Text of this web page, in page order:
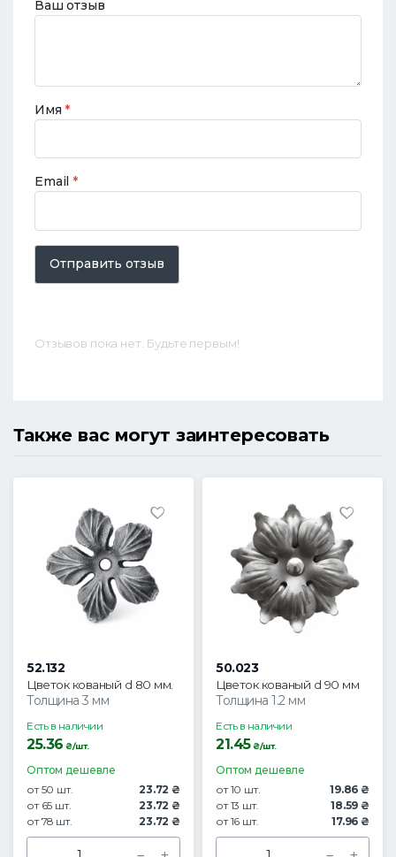
Ваш отзыв
Имя*
Email*
Отправить отзыв
Отзывов пока нет. Будьте первым!
Также вас могут заинтересовать
52.132
Цветок кованый d 80 мм.
Толщина 3 мм
Есть в наличии
25.36 ₴/шт.
Оптом дешевле
от 50 шт.
23.72 ₴
от 65 шт.
23.72 ₴
от 78 шт.
23.72 ₴
50.023
Цветок кованый d 90 мм
Толщина 1.2 мм
Есть в наличии
21.45₴/шт.
Оптом дешевле
от 10 шт.
19.86 ₴
от 13 шт.
18.59 ₴
от 16 шт.
17.96 ₴